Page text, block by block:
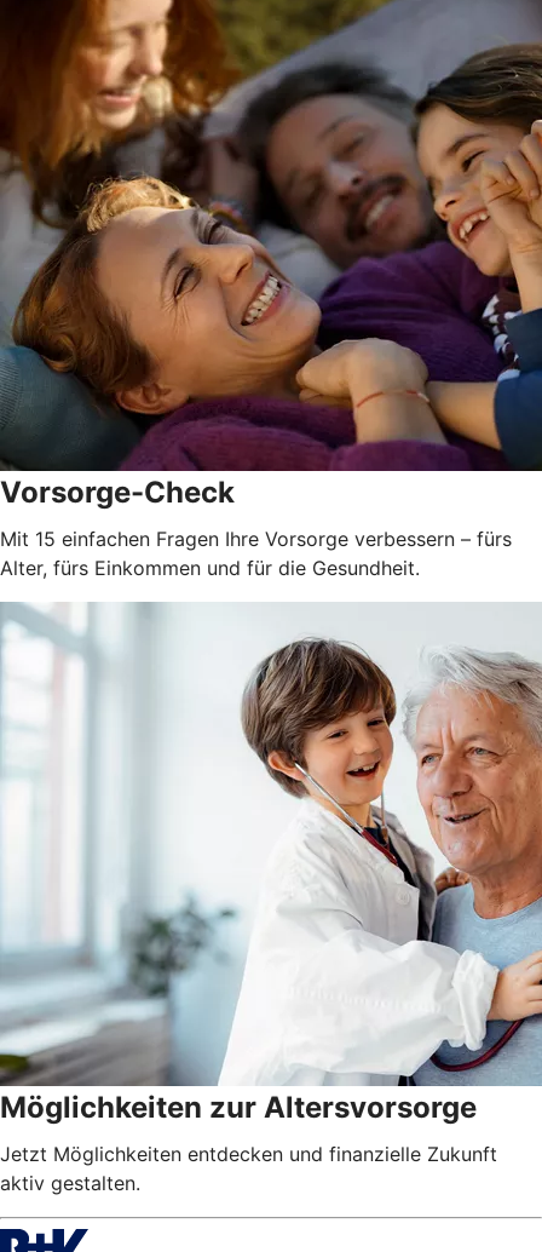
Vorsorge-Check
Mit 15 einfachen Fragen Ihre Vorsorge verbessern – fürs
Alter, fürs Einkommen und für die Gesundheit.
Möglichkeiten zur Altersvorsorge
Jetzt Möglichkeiten entdecken und finanzielle Zukunft
aktiv gestalten.